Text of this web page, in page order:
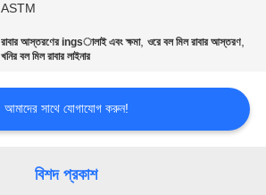
ASTM
রাবার আস্তরণের ingsালাই এবং ক্ষমা,ওরে বল মিল রাবার আস্তরণ,
খনির বল মিল রাবার লাইনার
আমাদের সাথে যোগাযোগ করুন!
বিশদ প্রকাশ